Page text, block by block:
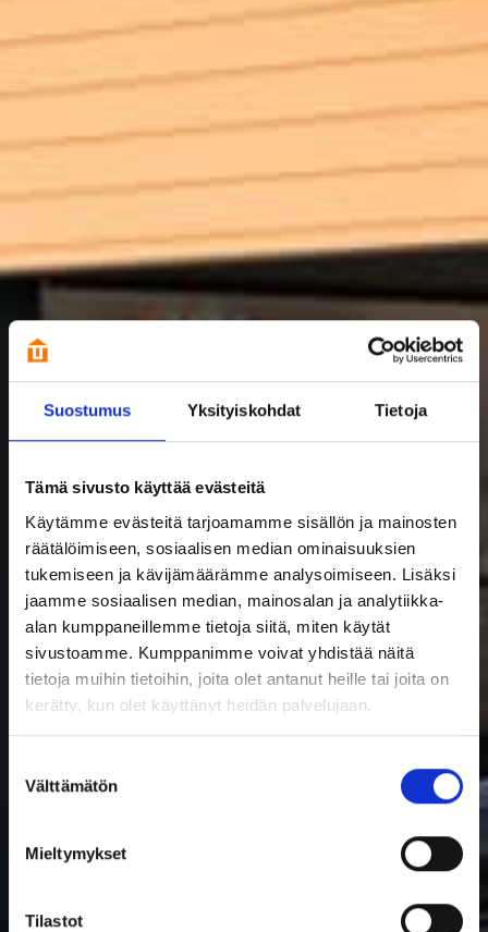
Suostumus Yksityiskohdat Tietoja
Tämä sivusto käyttää evästeitä
Käytämme evästeitä tarjoamamme sisällön ja mainosten
räätälöimiseen, sosiaalisen median ominaisuuksien
tukemiseen ja kävijämäärämme analysoimiseen. Lisäksi
jaamme sosiaalisen median, mainosalan ja analytiikka-
alan kumppaneillemme tietoja siitä, miten käytät
sivustoamme. Kumppanimme voivat yhdistää näitä
tietoja muihin tietoihin, joita olet antanut heille tai joita on
kerätty, kun olet käyttänyt heidän palvelujaan.
valinta
Välttämätön
Mieltymykset
Tilastot